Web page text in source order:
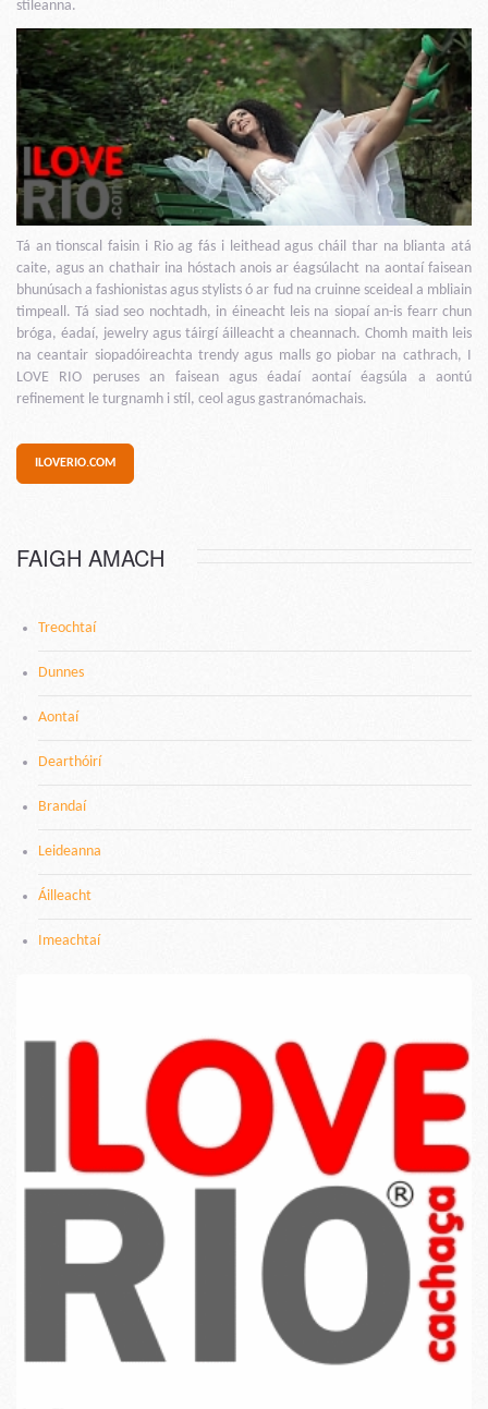
stíleanna.
Tá an tionscal faisin i Rio ag fás i leithead agus cháil thar na blianta atá
caite, agus an chathair ina hóstach anois ar éagsúlacht na aontaí faisean
bhunúsach a fashionistas agus stylists ó ar fud na cruinne sceideal a mbliain
timpeall. Tá siad seo nochtadh, in éineacht leis na siopaí an-is fearr chun
bróga, éadaí, jewelry agus táirgí áilleacht a cheannach. Chomh maith leis
na ceantair siopadóireachta trendy agus malls go piobar na cathrach, I
LOVE RIO peruses an faisean agus éadaí aontaí éagsúla a aontú
refinement le turgnamh i stíl, ceol agus gastranómachais.
ILOVERIO.COM
FAIGH AMACH
Treochtaí
Dunnes
Aontaí
Dearthóirí
Brandaí
Leideanna
Áilleacht
Imeachtaí